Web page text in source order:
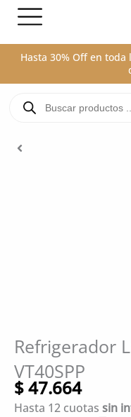
contenido
Hasta 30% Off en
productos
Refrigerador
VT40SPP
$47.664
Hasta 12 cuotas sin